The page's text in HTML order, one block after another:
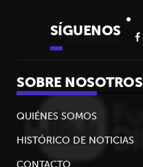
SÍGUENOS
SOBRE NOSOTROS
QUIÉNES SOMOS
HISTÓRICO DE NOTICIAS